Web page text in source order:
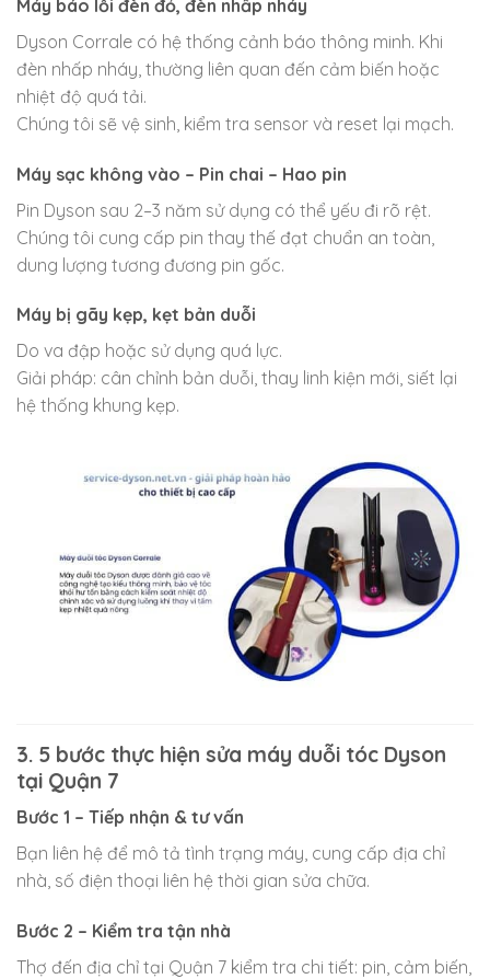
Máy báo lỗi đèn đỏ, đèn nhấp nháy
Dyson Corrale có hệ thống cảnh báo thông minh. Khi
đèn nhấp nháy, thường liên quan đến cảm biến hoặc
nhiệt độ quá tải.
Chúng tôi sẽ vệ sinh, kiểm tra sensor và reset lại mạch.
Máy sạc không vào – Pin chai – Hao pin
Pin Dyson sau 2–3 năm sử dụng có thể yếu đi rõ rệt.
Chúng tôi cung cấp pin thay thế đạt chuẩn an toàn,
dung lượng tương đương pin gốc.
Máy bị gãy kẹp, kẹt bản duỗi
Do va đập hoặc sử dụng quá lực.
Giải pháp: cân chỉnh bản duỗi, thay linh kiện mới, siết lại
hệ thống khung kẹp.
3. 5 bước thực hiện sửa máy duỗi tóc Dyson
tại Quận 7
Bước 1 – Tiếp nhận & tư vấn
Bạn liên hệ để mô tả tình trạng máy, cung cấp địa chỉ
nhà, số điện thoại liên hệ thời gian sửa chữa.
Bước 2 – Kiểm tra tận nhà
Thợ đến địa chỉ tại Quận 7 kiểm tra chi tiết: pin, cảm biến,